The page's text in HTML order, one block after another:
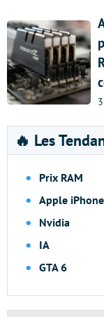
🔥 Les
Prix RAM
Apple iPhone
Nvidia
IA
GTA 6